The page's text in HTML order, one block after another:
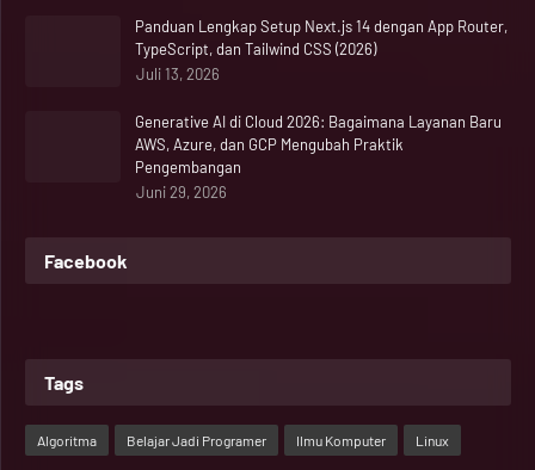
Panduan Lengkap Setup Next.js 14 dengan App Router,
TypeScript, dan Tailwind CSS (2026)
Juli 13, 2026
Generative AI di Cloud 2026: Bagaimana Layanan Baru
AWS, Azure, dan GCP Mengubah Praktik
Pengembangan
Juni 29, 2026
Facebook
Tags
Algoritma Belajar Jadi Programer Ilmu Komputer Linux